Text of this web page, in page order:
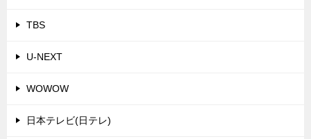
TBS
U-NEXT
WOWOW
日本テレビ(日テレ)